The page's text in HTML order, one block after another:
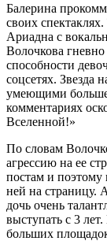
Балерина
своих
Ариадна с
Волочкова гневно
способности
соцсетях. Звезда
умеющими больше
комментариях
Вселенной!»
По словам
агрессию на ее
постам и поэтому
ней на страницу.
дочь очень
выступать с 3
больших